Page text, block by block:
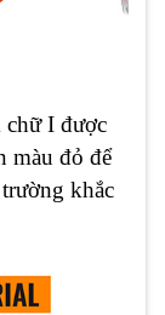
chữ I được
màu đỏ để
khắc